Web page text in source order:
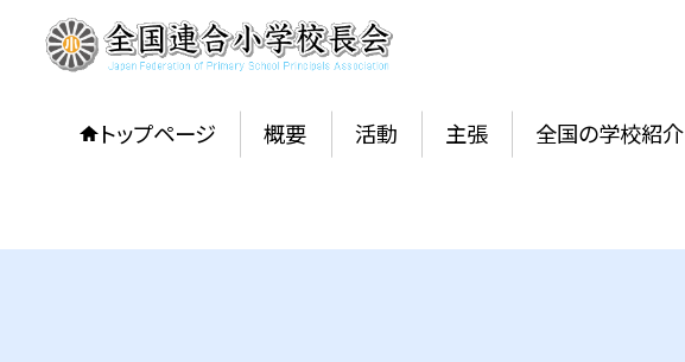
トップページ 概要 活動 主張 全国の学校紹介